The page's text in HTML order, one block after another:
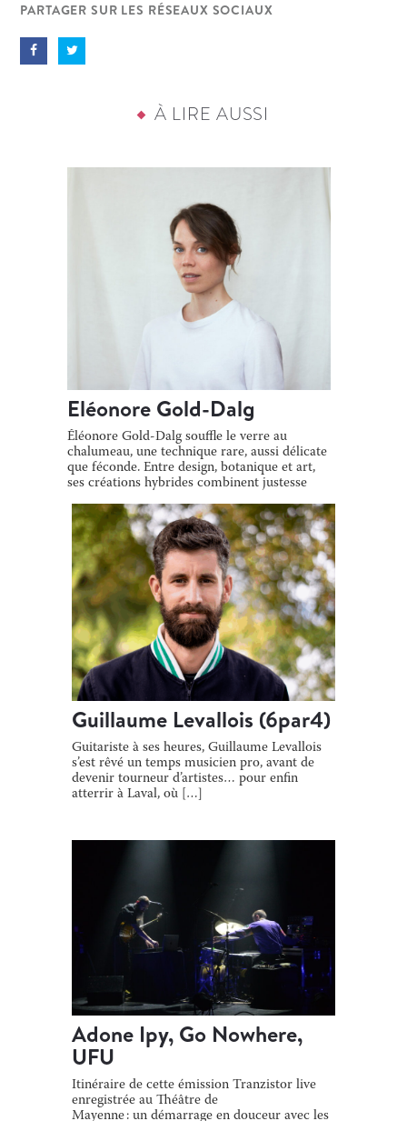
PARTAGER SUR LES RÉSEAUX SOCIAUX
À LIRE AUSSI
Eléonore Gold-Dalg
Éléonore Gold-Dalg souffle le verre au
chalumeau, une technique rare, aussi délicate
que féconde. Entre design, botanique et art,
ses créations hybrides combinent justesse
Guillaume Levallois (6par4)
Guitariste à ses heures, Guillaume Levallois
s’est rêvé un temps musicien pro, avant de
devenir tourneur d’artistes… pour enfin
atterrir à Laval, où […]
Adone Ipy, Go Nowhere,
UFU
Itinéraire de cette émission Tranzistor live
enregistrée au Théâtre de
Mayenne : un démarrage en douceur avec les